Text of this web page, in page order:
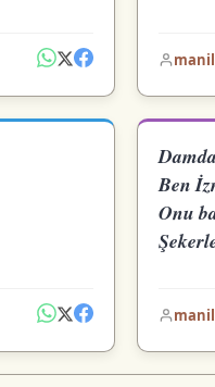
Ben
Onu